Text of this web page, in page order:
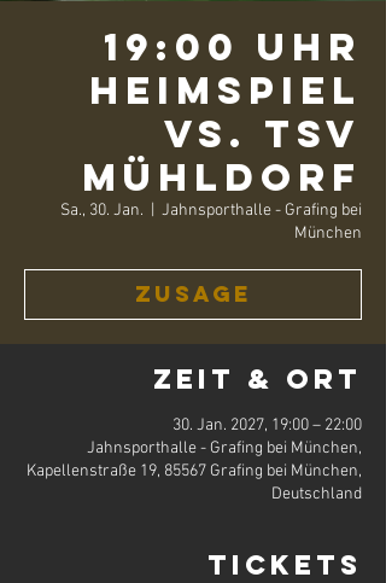
19:00 Uhr
Heimspiel
vs. TSV
Mühldorf
Sa., 30. Jan.
Jahnsporthalle - Grafing bei
München
Zusage
Zeit & Ort
30. Jan. 2027, 19:00 – 22:00
Jahnsporthalle - Grafing bei München,
Kapellenstraße 19, 85567 Grafing bei München,
Deutschland
Tickets